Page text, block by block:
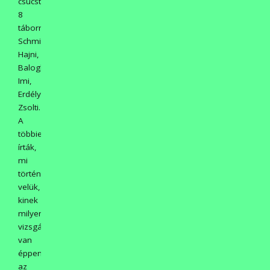
8
táborral:
Schmidt
Hajni,
Balogh
Imi,
Erdélyi
Zsolti.
A
többiek
írták,
mi
történt
velük,
kinek
milyen
vizsgája
van
éppen
az